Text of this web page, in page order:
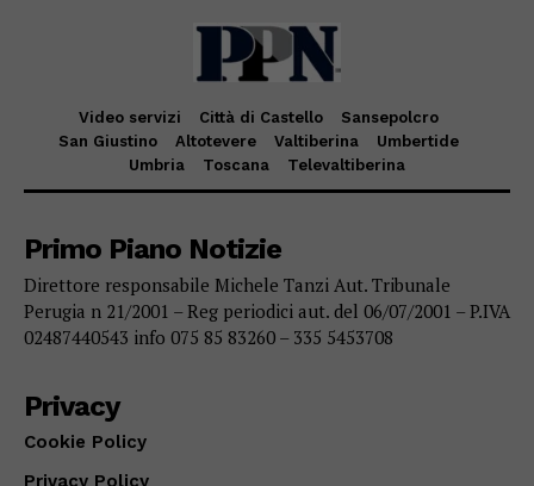
Video servizi Città di Castello
Sansepolcro
San Giustino
Altotevere Valtiberina
Umbertide
Umbria
Toscana Televaltiberina
Primo Piano Notizie
Direttore responsabile Michele Tanzi Aut. Tribunale
Perugia n 21/2001 – Reg periodici aut. del 06/07/2001 – P.IVA
02487440543 info 075 85 83260 – 335 5453708
Privacy
Cookie Policy
Privacy Policy